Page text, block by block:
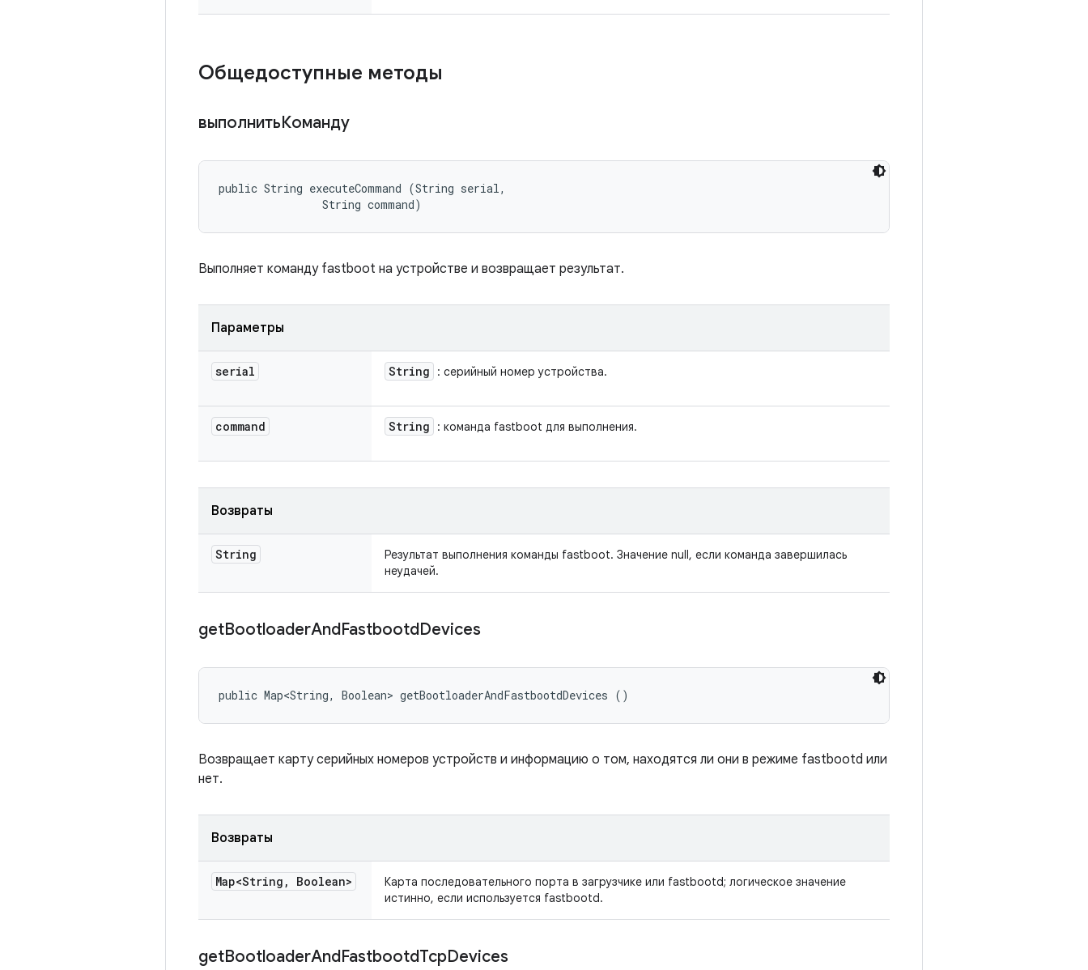
Общедоступные методы
выполнитьКоманду
public String executeCommand (String serial,
                String command)
Выполняет команду fastboot на устройстве и возвращает результат.
Параметры
serial String : серийный номер устройства.
command String : команда fastboot для выполнения.
Возвраты
String
Результат выполнения команды fastboot. Значение null, если команда завершилась
неудачей.
getBootloaderAndFastbootdDevices
public Map<String, Boolean> getBootloaderAndFastbootdDevices ()
Возвращает карту серийных номеров устройств и информацию о том, находятся ли они в режиме fastbootd или
нет.
Возвраты
Map<String , Boolean>
Карта последовательного порта в загрузчике или fastbootd; логическое значение
истинно, если используется fastbootd.
getBootloaderAndFastbootdTcpDevices